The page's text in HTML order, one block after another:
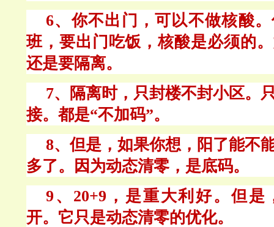
6、你不出门，可以不做核酸
班，要出门吃饭，核酸是必须的
还是要隔离。
7、隔离时，只封楼不封小区。
接。都是“不加码”。
8、但是，如果你想，阳了能不
多了。因为动态清零，是底码。
9、20+9，是重大利好。但是
开。它只是动态清零的优化。